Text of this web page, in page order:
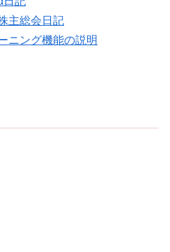
主総会日記
ニング機能の説明